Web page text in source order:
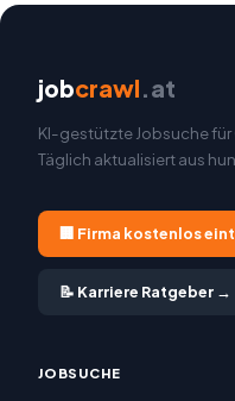
jobcrawl.at
KI-gestützte Jobsuche für
Täglich aktualisiert aus
🏢 Firma kostenlos
📝 Karriere Ratgeber →
JOBSUCHE